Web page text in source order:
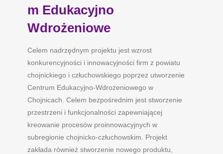
m Edukacyjno
Wdrożeniowe
Celem nadrzędnym projektu jest wzrost
konkurencyjności i innowacyjności firm z powiatu
chojnickiego i człuchowskiego poprzez utworzenie
Centrum Edukacyjno-Wdrożeniowego w
Chojnicach. Celem bezpośrednim jest stworzenie
przestrzeni i funkcjonalności zapewniającej
kreowanie procesów proinnowacyjnych w
subregionie chojnicko-człuchowskim. Projekt
zakłada również stworzenie nowego produktu,